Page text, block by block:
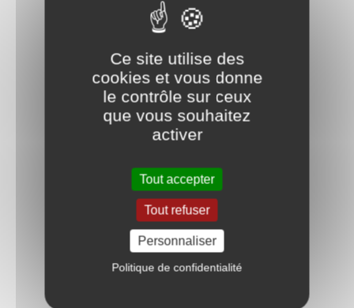
Ce site utilise des
cookies et vous donne
le contrôle sur ceux
que vous souhaitez
activer
Tout accepter
Tout refuser
Personnaliser
Politique de confidentialité